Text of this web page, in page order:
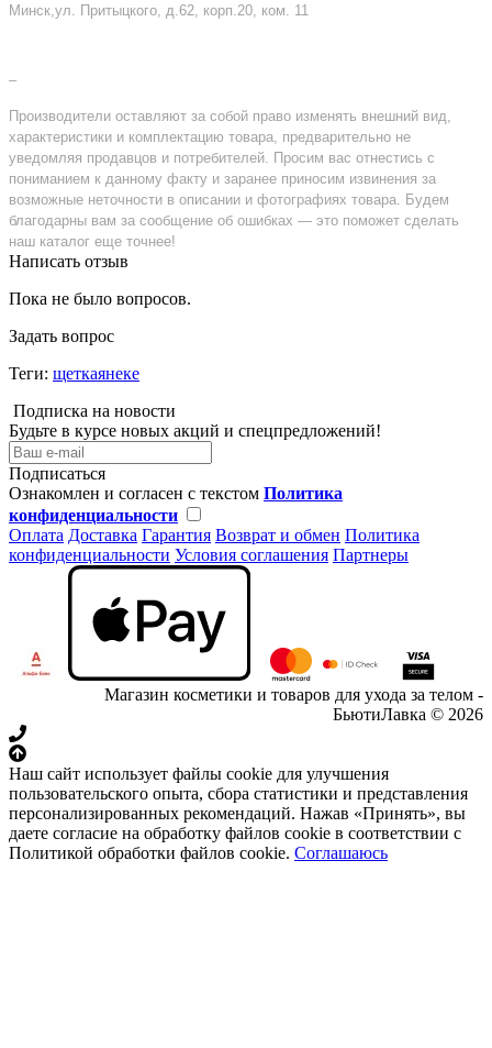
Минск,ул. Притыцкого, д.62, корп.20, ком. 11
–
Производители оставляют за собой право изменять внешний вид,
характеристики и комплектацию товара, предварительно не
уведомляя продавцов и потребителей. Просим вас отнестись с
пониманием к данному факту и заранее приносим извинения за
возможные неточности в описании и фотографиях товара. Будем
благодарны вам за сообщение об ошибках — это поможет сделать
наш каталог еще точнее!
Написать отзыв
Пока не было вопросов.
Задать вопрос
Теги: щеткаянеке
Подписка на новости
Будьте в курсе новых акций и спецпредложений!
Подписаться
Ознакомлен и согласен с текстом Политика
конфиденциальности
Оплата Доставка Гарантия Возврат и обмен Политика
конфиденциальности Условия соглашения Партнеры
Магазин косметики и товаров для ухода за телом -
БьютиЛавка © 2026
Наш сайт использует файлы cookie для улучшения
пользовательского опыта, сбора статистики и представления
персонализированных рекомендаций. Нажав «Принять», вы
даете согласие на обработку файлов cookie в соответствии с
Политикой обработки файлов cookie. Соглашаюсь